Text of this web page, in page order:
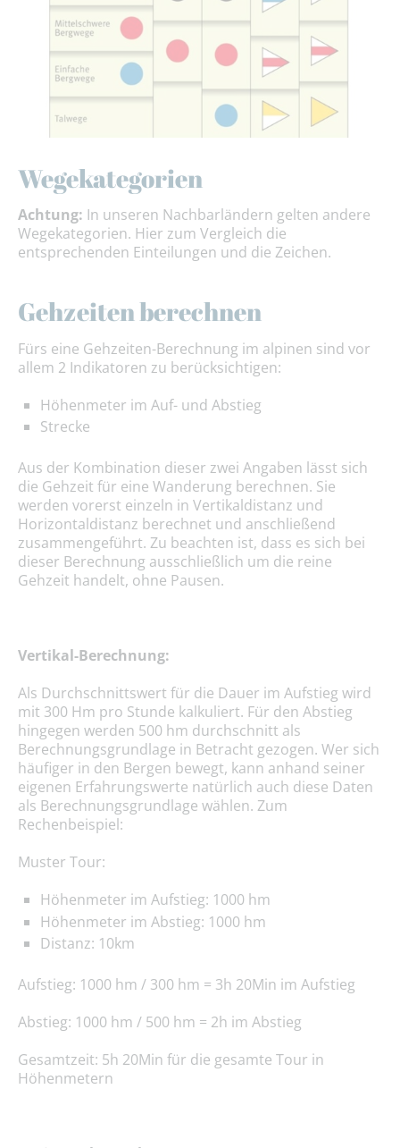
Wegekategorien
Achtung: In unseren Nachbarländern gelten andere
Wegekategorien. Hier zum Vergleich die
entsprechenden Einteilungen und die Zeichen.
Gehzeiten berechnen
Fürs eine Gehzeiten-Berechnung im alpinen sind vor
allem 2 Indikatoren zu berücksichtigen:
Höhenmeter im Auf- und Abstieg
Strecke
Aus der Kombination dieser zwei Angaben lässt sich
die Gehzeit für eine Wanderung berechnen. Sie
werden vorerst einzeln in Vertikaldistanz und
Horizontaldistanz berechnet und anschließend
zusammengeführt. Zu beachten ist, dass es sich bei
dieser Berechnung ausschließlich um die reine
Gehzeit handelt, ohne Pausen.
Vertikal-Berechnung:
Als Durchschnittswert für die Dauer im Aufstieg wird
mit 300 Hm pro Stunde kalkuliert. Für den Abstieg
hingegen werden 500 hm durchschnitt als
Berechnungsgrundlage in Betracht gezogen. Wer sich
häufiger in den Bergen bewegt, kann anhand seiner
eigenen Erfahrungswerte natürlich auch diese Daten
als Berechnungsgrundlage wählen. Zum
Rechenbeispiel:
Muster Tour:
Höhenmeter im Aufstieg: 1000 hm
Höhenmeter im Abstieg: 1000 hm
Distanz: 10km
Aufstieg: 1000 hm / 300 hm = 3h 20Min im Aufstieg
Abstieg: 1000 hm / 500 hm = 2h im Abstieg
Gesamtzeit: 5h 20Min für die gesamte Tour in
Höhenmetern